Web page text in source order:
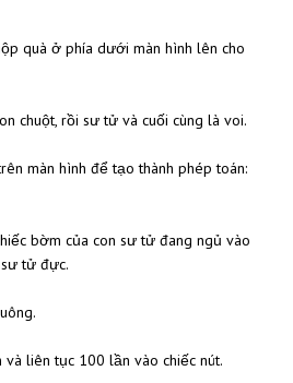
quà ở phía dưới màn hình lên cho
chuột, rồi sư tử và cuối cùng là voi.
màn hình để tạo thành phép toán:
bờm của con sư tử đang ngủ vào
tử đực.
và liên tục 100 lần vào chiếc nút.